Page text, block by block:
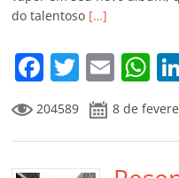
do talentoso […]
F
a
c
e
T
w
itt
er
E
m
ai
l
W
h
at
s
204589 8 de